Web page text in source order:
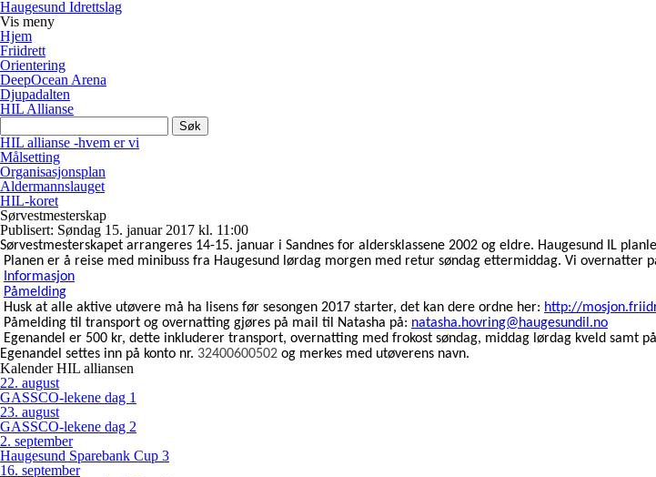
Haugesund Idrettslag
Vis meny
Hjem
Friidrett
Orientering
DeepOcean Arena
Djupadalten
HIL Allianse
Søk
etter:
HIL allianse -hvem er vi
Målsetting
Organisasjonsplan
Aldermannslauget
HIL-koret
Sørvestmesterskap
Publisert: Søndag 15. januar 2017 kl. 11:00
Sørvestmesterskapet arrangeres 14-15. januar i Sandnes for aldersklassene 2002 og eldre. Haugesund IL
Planen er å reise med minibuss fra Haugesund lørdag morgen med retur søndag ettermiddag. Vi overnatter
Informasjon
Påmelding
Husk at alle aktive utøvere må ha lisens før sesongen 2017 starter, det kan dere ordne her: http://
Påmelding til transport og overnatting gjøres på mail til Natasha på: natasha.hovring@haugesundil.no
Egenandel er 500 kr, dette inkluderer transport, overnatting med frokost søndag, middag lørdag kveld samt
Egenandel settes inn på konto nr. 32400600502 og merkes med utøverens navn.
Kalender HIL alliansen
22. august
GASSCO-lekene dag 1
23. august
GASSCO-lekene dag 2
2. september
Haugesund Sparebank Cup 3
16. september